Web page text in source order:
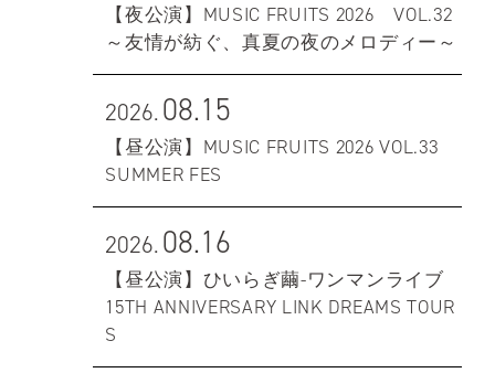
【夜公演】MUSIC FRUITS 2026 VOL.32
～友情が紡ぐ、真夏の夜のメロディー～
2026.08.15
【昼公演】MUSIC FRUITS 2026 VOL.33
SUMMER FES
2026.08.16
【昼公演】ひいらぎ繭-ワンマンライブ
15TH ANNIVERSARY LINK DREAMS TOUR
S